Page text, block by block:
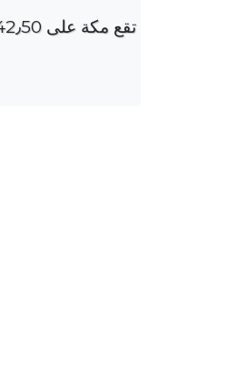
تقع مكة على 4642٫50 كيلومترًا من سبتة ، والفارق الزمني هو ؜-2 ساعات.